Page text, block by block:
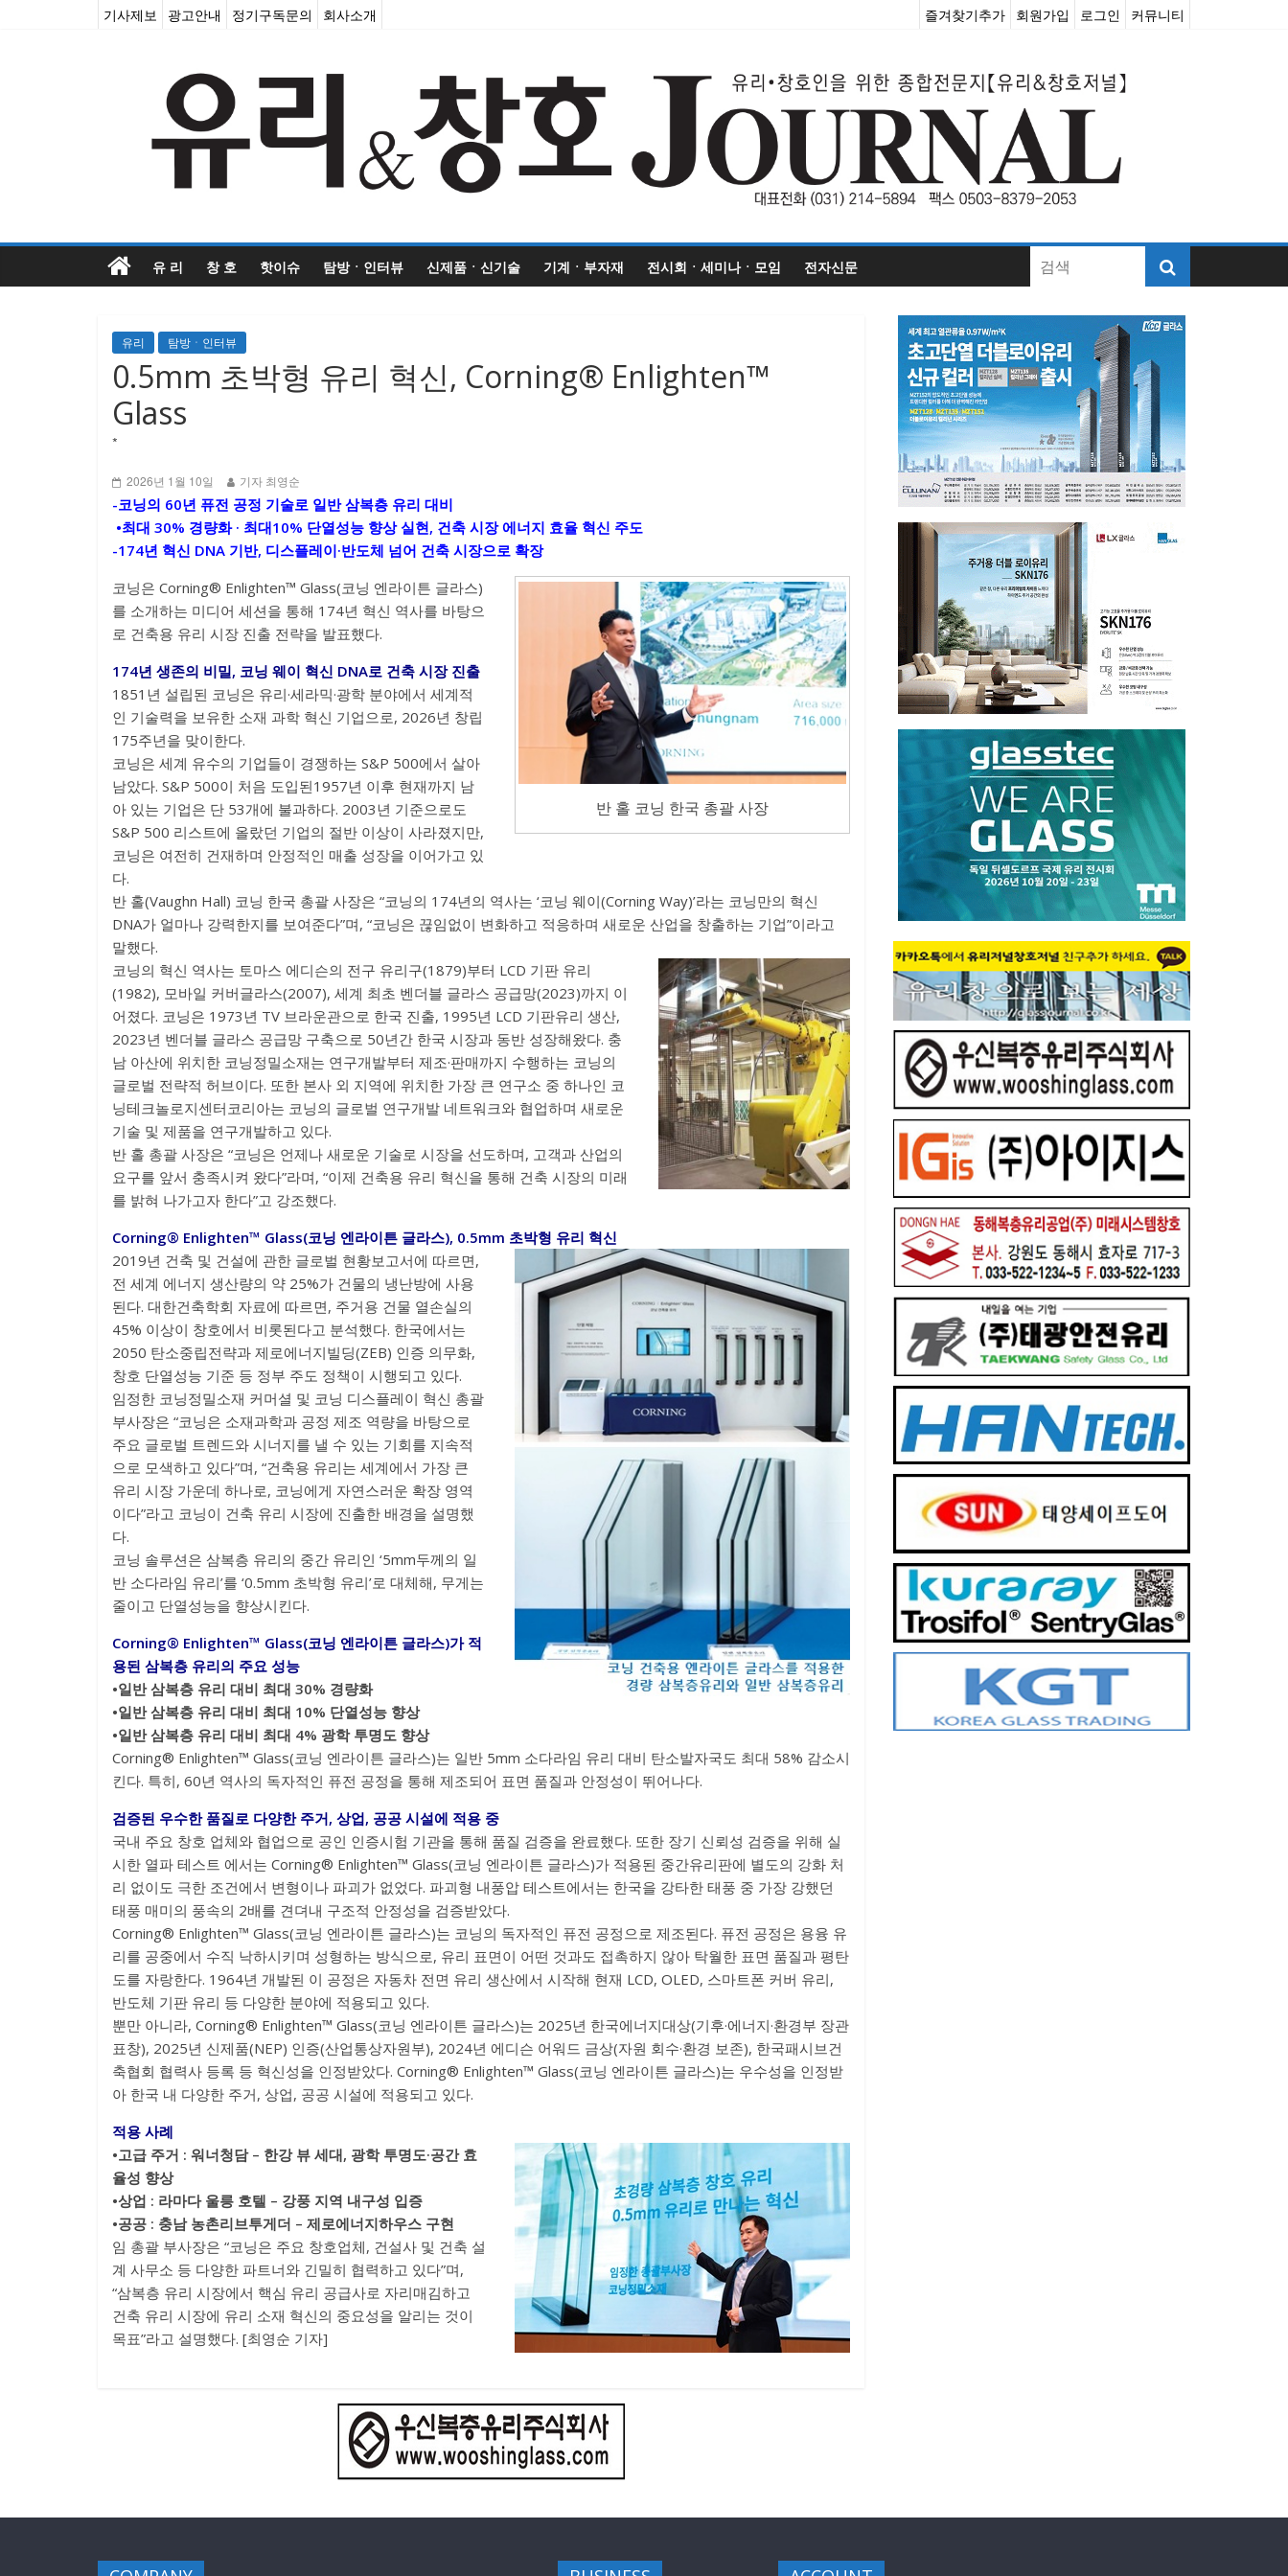
기사제보 광고안내 정기구독문의 회사소개 즐겨찾기추가 회원가입 로그인 커뮤니티
유 리 창 호 핫이슈 탐방ㆍ인터뷰 신제품ㆍ신기술 기계ㆍ부자재 전시회ㆍ세미나ㆍ모임 전자신문
유리 탐방ㆍ인터뷰
0.5mm 초박형 유리 혁신, Corning® Enlighten™
Glass
*
2026년 1월 10일 기자 최영순
-코닝의 60년 퓨전 공정 기술로 일반 삼복층 유리 대비
•최대 30% 경량화 · 최대10% 단열성능 향상 실현, 건축 시장 에너지 효율 혁신 주도
-174년 혁신 DNA 기반, 디스플레이·반도체 넘어 건축 시장으로 확장
반 홀 코닝 한국 총괄 사장
코닝은 Corning® Enlighten™ Glass(코닝 엔라이튼 글라스)
를 소개하는 미디어 세션을 통해 174년 혁신 역사를 바탕으
로 건축용 유리 시장 진출 전략을 발표했다.
174년 생존의 비밀, 코닝 웨이 혁신 DNA로 건축 시장 진출
1851년 설립된 코닝은 유리·세라믹·광학 분야에서 세계적
인 기술력을 보유한 소재 과학 혁신 기업으로, 2026년 창립
175주년을 맞이한다.
코닝은 세계 유수의 기업들이 경쟁하는 S&P 500에서 살아
남았다. S&P 500이 처음 도입된1957년 이후 현재까지 남
아 있는 기업은 단 53개에 불과하다. 2003년 기준으로도
S&P 500 리스트에 올랐던 기업의 절반 이상이 사라졌지만,
코닝은 여전히 건재하며 안정적인 매출 성장을 이어가고 있
다.
반 홀(Vaughn Hall) 코닝 한국 총괄 사장은 “코닝의 174년의 역사는 ‘코닝 웨이(Corning Way)’라는 코닝만의 혁신
DNA가 얼마나 강력한지를 보여준다”며, “코닝은 끊임없이 변화하고 적응하며 새로운 산업을 창출하는 기업”이라고
말했다.
코닝의 혁신 역사는 토마스 에디슨의 전구 유리구(1879)부터 LCD 기판 유리
(1982), 모바일 커버글라스(2007), 세계 최초 벤더블 글라스 공급망(2023)까지 이
어졌다. 코닝은 1973년 TV 브라운관으로 한국 진출, 1995년 LCD 기판유리 생산,
2023년 벤더블 글라스 공급망 구축으로 50년간 한국 시장과 동반 성장해왔다. 충
남 아산에 위치한 코닝정밀소재는 연구개발부터 제조·판매까지 수행하는 코닝의
글로벌 전략적 허브이다. 또한 본사 외 지역에 위치한 가장 큰 연구소 중 하나인 코
닝테크놀로지센터코리아는 코닝의 글로벌 연구개발 네트워크와 협업하며 새로운
기술 및 제품을 연구개발하고 있다.
반 홀 총괄 사장은 “코닝은 언제나 새로운 기술로 시장을 선도하며, 고객과 산업의
요구를 앞서 충족시켜 왔다”라며, “이제 건축용 유리 혁신을 통해 건축 시장의 미래
를 밝혀 나가고자 한다”고 강조했다.
Corning® Enlighten™ Glass(코닝 엔라이튼 글라스), 0.5mm 초박형 유리 혁신
2019년 건축 및 건설에 관한 글로벌 현황보고서에 따르면,
전 세계 에너지 생산량의 약 25%가 건물의 냉난방에 사용
된다. 대한건축학회 자료에 따르면, 주거용 건물 열손실의
45% 이상이 창호에서 비롯된다고 분석했다. 한국에서는
2050 탄소중립전략과 제로에너지빌딩(ZEB) 인증 의무화,
창호 단열성능 기준 등 정부 주도 정책이 시행되고 있다.
임정한 코닝정밀소재 커머셜 및 코닝 디스플레이 혁신 총괄
부사장은 “코닝은 소재과학과 공정 제조 역량을 바탕으로
주요 글로벌 트렌드와 시너지를 낼 수 있는 기회를 지속적
으로 모색하고 있다”며, “건축용 유리는 세계에서 가장 큰
유리 시장 가운데 하나로, 코닝에게 자연스러운 확장 영역
이다”라고 코닝이 건축 유리 시장에 진출한 배경을 설명했
다.
코닝 솔루션은 삼복층 유리의 중간 유리인 ‘5mm두께의 일
반 소다라임 유리’를 ‘0.5mm 초박형 유리’로 대체해, 무게는
줄이고 단열성능을 향상시킨다.
Corning® Enlighten™ Glass(코닝 엔라이튼 글라스)가 적
용된 삼복층 유리의 주요 성능
•일반 삼복층 유리 대비 최대 30% 경량화
•일반 삼복층 유리 대비 최대 10% 단열성능 향상
•일반 삼복층 유리 대비 최대 4% 광학 투명도 향상
Corning® Enlighten™ Glass(코닝 엔라이튼 글라스)는 일반 5mm 소다라임 유리 대비 탄소발자국도 최대 58% 감소시
킨다. 특히, 60년 역사의 독자적인 퓨전 공정을 통해 제조되어 표면 품질과 안정성이 뛰어나다.
검증된 우수한 품질로 다양한 주거, 상업, 공공 시설에 적용 중
국내 주요 창호 업체와 협업으로 공인 인증시험 기관을 통해 품질 검증을 완료했다. 또한 장기 신뢰성 검증을 위해 실
시한 열파 테스트 에서는 Corning® Enlighten™ Glass(코닝 엔라이튼 글라스)가 적용된 중간유리판에 별도의 강화 처
리 없이도 극한 조건에서 변형이나 파괴가 없었다. 파괴형 내풍압 테스트에서는 한국을 강타한 태풍 중 가장 강했던
태풍 매미의 풍속의 2배를 견뎌내 구조적 안정성을 검증받았다.
Corning® Enlighten™ Glass(코닝 엔라이튼 글라스)는 코닝의 독자적인 퓨전 공정으로 제조된다. 퓨전 공정은 용융 유
리를 공중에서 수직 낙하시키며 성형하는 방식으로, 유리 표면이 어떤 것과도 접촉하지 않아 탁월한 표면 품질과 평탄
도를 자랑한다. 1964년 개발된 이 공정은 자동차 전면 유리 생산에서 시작해 현재 LCD, OLED, 스마트폰 커버 유리,
반도체 기판 유리 등 다양한 분야에 적용되고 있다.
뿐만 아니라, Corning® Enlighten™ Glass(코닝 엔라이튼 글라스)는 2025년 한국에너지대상(기후·에너지·환경부 장관
표창), 2025년 신제품(NEP) 인증(산업통상자원부), 2024년 에디슨 어워드 금상(자원 회수·환경 보존), 한국패시브건
축협회 협력사 등록 등 혁신성을 인정받았다. Corning® Enlighten™ Glass(코닝 엔라이튼 글라스)는 우수성을 인정받
아 한국 내 다양한 주거, 상업, 공공 시설에 적용되고 있다.
적용 사례
•고급 주거 : 워너청담 – 한강 뷰 세대, 광학 투명도·공간 효
율성 향상
•상업 : 라마다 울릉 호텔 – 강풍 지역 내구성 입증
•공공 : 충남 농촌리브투게더 – 제로에너지하우스 구현
임 총괄 부사장은 “코닝은 주요 창호업체, 건설사 및 건축 설
계 사무소 등 다양한 파트너와 긴밀히 협력하고 있다”며,
“삼복층 유리 시장에서 핵심 유리 공급사로 자리매김하고
건축 유리 시장에 유리 소재 혁신의 중요성을 알리는 것이
목표”라고 설명했다. [최영순 기자]